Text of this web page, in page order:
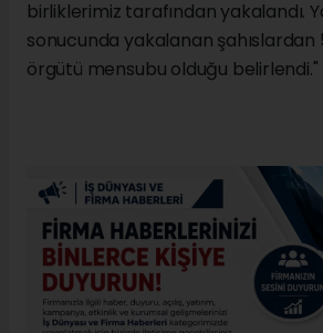
birliklerimiz tarafından yakalandı.
sonucunda yakalanan şahıslardan
örgütü mensubu olduğu belirlendi."